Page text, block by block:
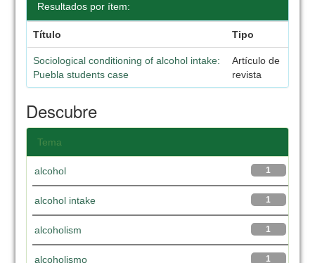
Resultados por ítem:
Título Tipo
Sociological conditioning of alcohol intake:
Puebla students case
Artículo de
revista
Descubre
Tema
1
alcohol
1
alcohol intake
1
alcoholism
1
alcoholismo